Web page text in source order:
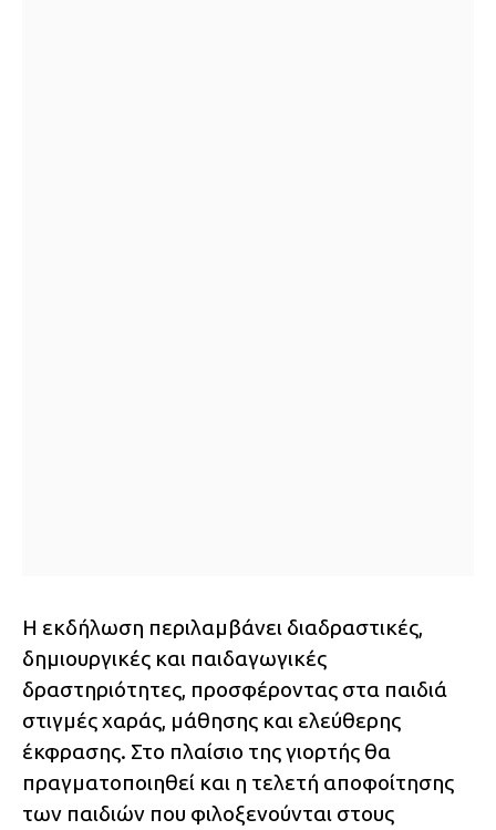
Η εκδήλωση περιλαμβάνει διαδραστικές,
δημιουργικές και παιδαγωγικές
δραστηριότητες, προσφέροντας στα παιδιά
στιγμές χαράς, μάθησης και ελεύθερης
έκφρασης. Στο πλαίσιο της γιορτής θα
πραγματοποιηθεί και η τελετή αποφοίτησης
των παιδιών που φιλοξενούνται στους